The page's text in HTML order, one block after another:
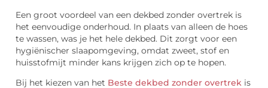
Een groot voordeel van een dekbed zonder overtrek is
het eenvoudige onderhoud. In plaats van alleen de hoes
te wassen, was je het hele dekbed. Dit zorgt voor een
hygiënischer slaapomgeving, omdat zweet, stof en
huisstofmijt minder kans krijgen zich op te hopen.
Bij het kiezen van het Beste dekbed zonder overtrek is